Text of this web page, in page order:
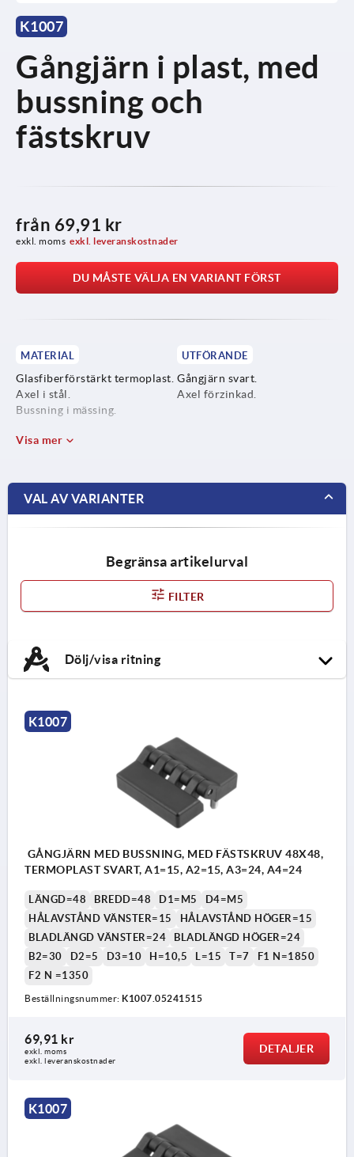
K1007
Gångjärn i plast, med
bussning och
fästskruv
från 69,91 kr
exkl. moms exkl. leveranskostnader
DU MÅSTE VÄLJA EN VARIANT FÖRST
MATERIAL
Glasfiberförstärkt termoplast.
Axel i stål.
Bussning i mässing.
UTFÖRANDE
Gångjärn svart.
Axel förzinkad.
Visa mer
VAL AV VARIANTER
Begränsa artikelurval
FILTER
Dölj/visa ritning
K1007
GÅNGJÄRN MED BUSSNING, MED FÄSTSKRUV 48X48,
TERMOPLAST SVART, A1=15, A2=15, A3=24, A4=24
LÄNGD=48 BREDD=48 D1=M5
D4=M5
HÅLAVSTÅND VÄNSTER=15
HÅLAVSTÅND HÖGER=15
BLADLÄNGD VÄNSTER=24
BLADLÄNGD HÖGER=24
B2=30
D2=5 D3=10 H=10,5 L=15 T=7
F1 N=1850
F2 N =1350
Beställningsnummer: K1007.05241515
69,91 kr
exkl. moms
exkl. leveranskostnader
DETALJER
K1007